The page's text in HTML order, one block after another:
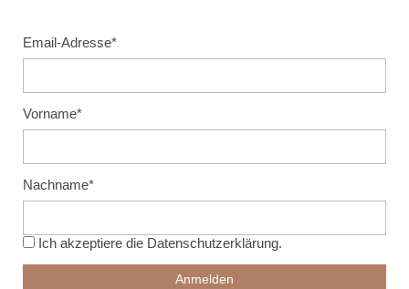
Email-Adresse*
Vorname*
Nachname*
Ich akzeptiere die Datenschutzerklärung.